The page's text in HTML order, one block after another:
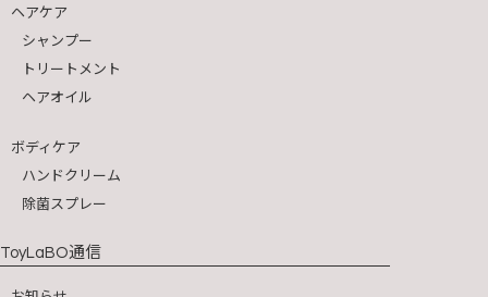
ヘアケア
シャンプー
トリートメント
ヘアオイル
ボディケア
ハンドクリーム
除菌スプレー
ToyLaBO通信